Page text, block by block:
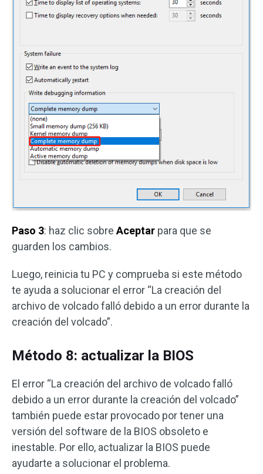
Paso 3: haz clic sobreAceptar para que se
guarden los cambios.
Luego, reinicia tu PC y comprueba si este método
te ayuda a solucionar el error “La creación del
archivo de volcado falló debido a un error durante la
creación del volcado”.
Método 8: actualizar la BIOS
El error “La creación del archivo de volcado falló
debido a un error durante la creación del volcado”
también puede estar provocado por tener una
versión del software de la BIOS obsoleto e
inestable. Por ello, actualizar la BIOS puede
ayudarte a solucionar el problema.